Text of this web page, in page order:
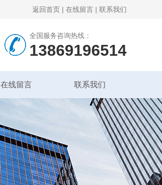
返回首页 | 在线留言 | 联系我们
全国服务咨询热线：
13869196514
在线留言 联系我们